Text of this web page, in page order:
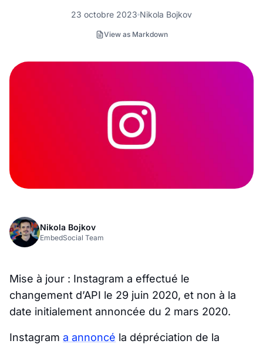
23 octobre 2023 Nikola Bojkov
View as Markdown
Nikola Bojkov
EmbedSocial Team
Mise à jour : Instagram a effectué le
changement d’API le 29 juin 2020, et non à la
date initialement annoncée du 2 mars 2020.
Instagram a annoncé la dépréciation de la